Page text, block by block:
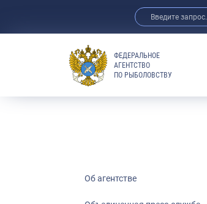
ФЕДЕРАЛЬНОЕ
АГЕНТСТВО
ПО РЫБОЛОВСТВУ
Об агентстве